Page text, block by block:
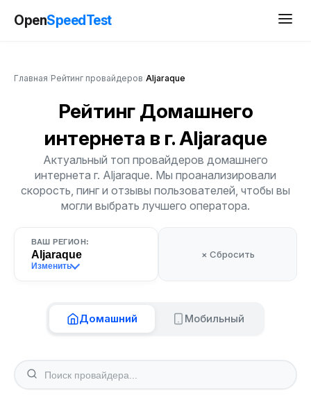
OpenSpeedTest
Главная Рейтинг провайдеров Aljaraque
Рейтинг Домашнего
интернета в г. Aljaraque
Актуальный топ провайдеров домашнего
интернета г. Aljaraque. Мы проанализировали
скорость, пинг и отзывы пользователей, чтобы вы
могли выбрать лучшего оператора.
ВАШ РЕГИОН:
Aljaraque
Изменить
× Сбросить
Домашний Мобильный